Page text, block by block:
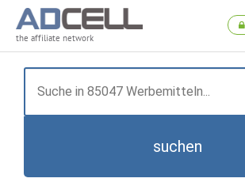
the affiliate network
suchen